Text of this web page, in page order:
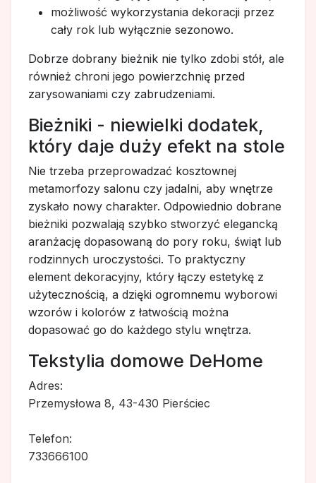
możliwość wykorzystania dekoracji przez
cały rok lub wyłącznie sezonowo.
Dobrze dobrany bieżnik nie tylko zdobi stół, ale
również chroni jego powierzchnię przed
zarysowaniami czy zabrudzeniami.
Bieżniki - niewielki dodatek,
który daje duży efekt na stole
Nie trzeba przeprowadzać kosztownej
metamorfozy salonu czy jadalni, aby wnętrze
zyskało nowy charakter. Odpowiednio dobrane
bieżniki pozwalają szybko stworzyć elegancką
aranżację dopasowaną do pory roku, świąt lub
rodzinnych uroczystości. To praktyczny
element dekoracyjny, który łączy estetykę z
użytecznością, a dzięki ogromnemu wyborowi
wzorów i kolorów z łatwością można
dopasować go do każdego stylu wnętrza.
Tekstylia domowe DeHome
Adres:
Przemysłowa 8, 43-430 Pierściec
Telefon:
733666100